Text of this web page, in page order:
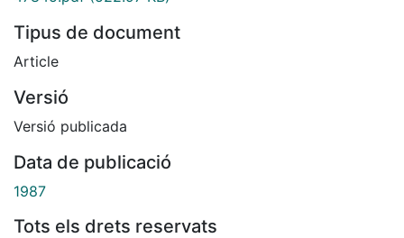
Tipus de document
Article
Versió
Versió publicada
Data de publicació
1987
Tots els drets reservats